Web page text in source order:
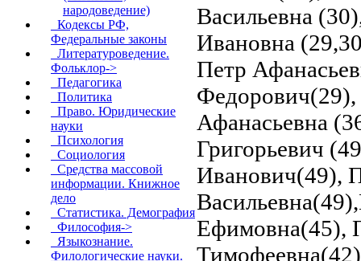
народоведение)
Кодексы РФ,
Федеральные законы
Литературоведение.
Фольклор->
Педагогика
Политика
Право. Юридические
науки
Психология
Социология
Средства массовой
информации. Книжное
дело
Статистика. Демография
Философия->
Языкознание.
Филологические науки.
Васильевна
Ивановна
Петр
Афанасьевна
Григорьевич
Иванович(49),
Ефимовна(45),